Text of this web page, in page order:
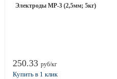
Электроды МР-3 (2,5мм; 5кг)
250.33 руб/кг